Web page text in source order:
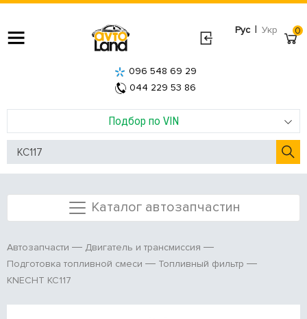
Рус | Укр
Подбор по VIN
096 548 69 29
044 229 53 86
0
Каталог автозапчастин
Автозапчасти
Двигатель и трансмиссия
Подготовка топливной смеси
Топливный фильтр
KNECHT KC117